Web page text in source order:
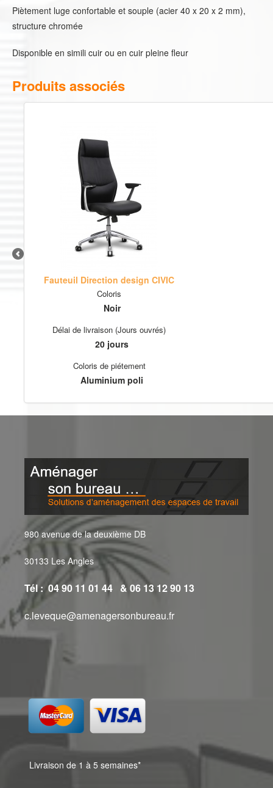
Piètement luge confortable et souple (acier 40 x 20 x 2 mm),
structure chromée
Disponible en simili cuir ou en cuir pleine fleur
Produits associés
Fauteuil Direction design CIVIC
Coloris
Noir
Délai de livraison (Jours ouvrés)
20 jours
Coloris de piétement
Aluminium poli
980 avenue de la deuxième DB
30133 Les Angles
Tél : 04 90 11 01 44 & 06 13 12 90 13
c.leveque@amenagersonbureau.fr
Livraison de 1 à 5 semaines*